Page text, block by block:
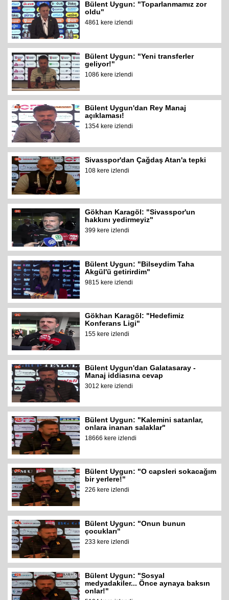
Bülent Uygun: "Toparlanmamız zor
oldu"
4861 kere izlendi
Bülent Uygun: "Yeni transferler
geliyor!"
1086 kere izlendi
Bülent Uygun'dan Rey Manaj
açıklaması!
1354 kere izlendi
Sivasspor'dan Çağdaş Atan'a tepki
108 kere izlendi
Gökhan Karagöl: "Sivasspor'un
hakkını yedirmeyiz"
399 kere izlendi
Bülent Uygun: "Bilseydim Taha
Akgül'ü getirirdim"
9815 kere izlendi
Gökhan Karagöl: "Hedefimiz
Konferans Ligi"
155 kere izlendi
Bülent Uygun'dan Galatasaray -
Manaj iddiasına cevap
3012 kere izlendi
Bülent Uygun: "Kalemini satanlar,
onlara inanan salaklar"
18666 kere izlendi
Bülent Uygun: "O capsleri sokacağım
bir yerlere!"
226 kere izlendi
Bülent Uygun: "Onun bunun
çocukları"
233 kere izlendi
Bülent Uygun: "Sosyal
medyadakiler... Önce aynaya baksın
onlar!"